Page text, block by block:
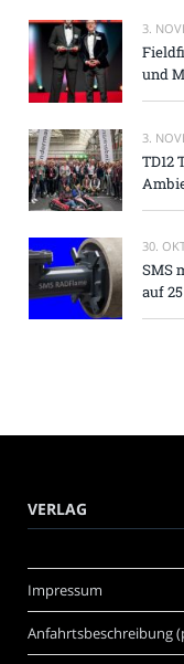
3.
und
3.
TD12
30.
SMS
auf
VERLAG
Impressum
Anfahrtsbeschreibung